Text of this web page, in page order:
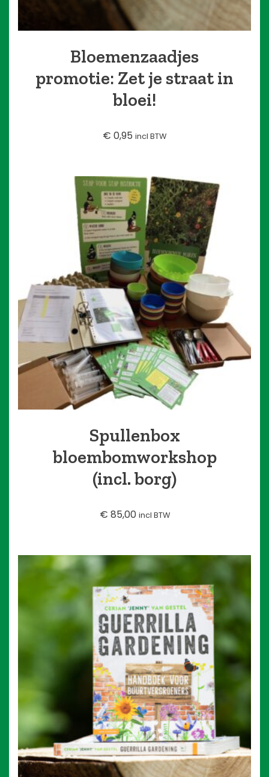
Bloemenzaadjes
promotie: Zet je straat in
bloei!
€ 0,95 incl BTW
Spullenbox
bloembomworkshop
(incl. borg)
€ 85,00 incl BTW